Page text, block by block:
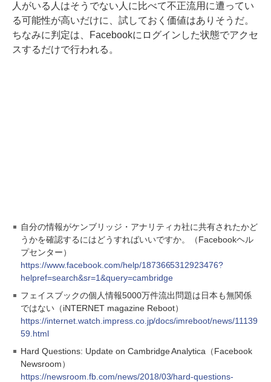
人がいる人はそうでない人に比べて不正流用に遭ってい
る可能性が高いだけに、試しておく価値はありそうだ。
ちなみに判定は、Facebookにログインした状態でアクセ
スするだけで行われる。
自分の情報がケンブリッジ・アナリティカ社に共有されたかど
うかを確認するにはどうすればいいですか。（Facebookヘル
プセンター）
https://www.facebook.com/help/1873665312923476?
helpref=search&sr=1&query=cambridge
フェイスブックの個人情報5000万件流出問題は日本も無関係
ではない（iNTERNET magazine Reboot）
https://internet.watch.impress.co.jp/docs/imreboot/news/11139
59.html
Hard Questions: Update on Cambridge Analytica（Facebook
Newsroom）
https://newsroom.fb.com/news/2018/03/hard-questions-